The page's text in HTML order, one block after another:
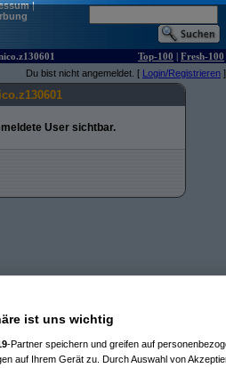
|
Top-100 | Fresh-100
Du bist nicht angemeldet. [ Login/Registrieren ]
User sichtbar.
ist uns wichtig
-Partner speichern und greifen auf
auf Ihrem Gerät zu. Durch Auswahl von